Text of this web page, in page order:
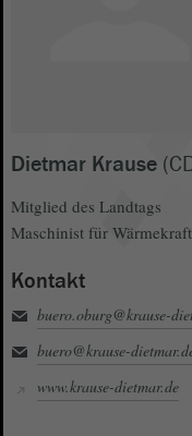
Dietmar Krause
Mitglied des Landtags
Maschinist für
Kontakt
buero.oburg@krause-
buero@krause-
www.krause-dietmar.de